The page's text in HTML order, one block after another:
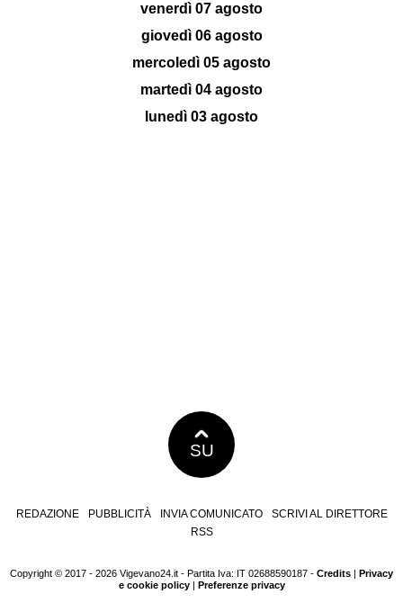
venerdì 07 agosto
giovedì 06 agosto
mercoledì 05 agosto
martedì 04 agosto
lunedì 03 agosto
SU
REDAZIONE PUBBLICITÀ INVIA COMUNICATO
SCRIVI AL DIRETTORE
RSS
Copyright © 2017 - 2026 Vigevano24.it - Partita Iva: IT 02688590187 - Credits | Privacy
e cookie policy| Preferenze privacy